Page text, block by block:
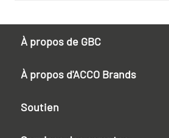
À propos de GBC
À propos d'ACCO Brands
Soutien